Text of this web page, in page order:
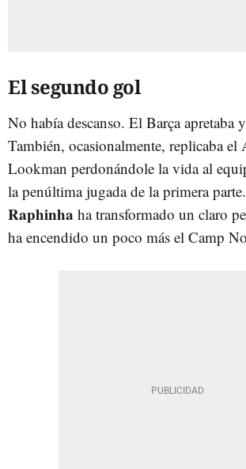
El segundo gol
No había descanso. El Barça apretaba
También, ocasionalmente, replicaba el
Lookman perdonándole la vida al
la penúltima jugada de la primera
Raphinha ha transformado un claro
ha encendido un poco más el Camp